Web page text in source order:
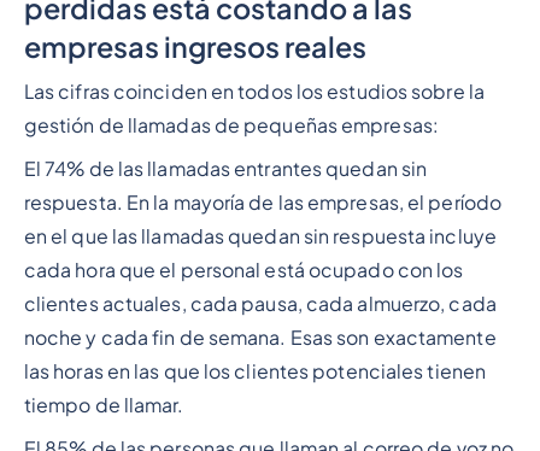
perdidas está costando a las
empresas ingresos reales
Las cifras coinciden en todos los estudios sobre la
gestión de llamadas de pequeñas empresas:
El 74% de las llamadas entrantes quedan sin
respuesta. En la mayoría de las empresas, el período
en el que las llamadas quedan sin respuesta incluye
cada hora que el personal está ocupado con los
clientes actuales, cada pausa, cada almuerzo, cada
noche y cada fin de semana. Esas son exactamente
las horas en las que los clientes potenciales tienen
tiempo de llamar.